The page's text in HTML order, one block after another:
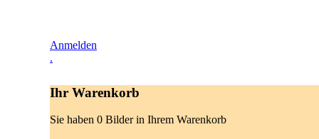
Anmelden
.
Ihr Warenkorb
Sie haben 0 Bilder in Ihrem Warenkorb